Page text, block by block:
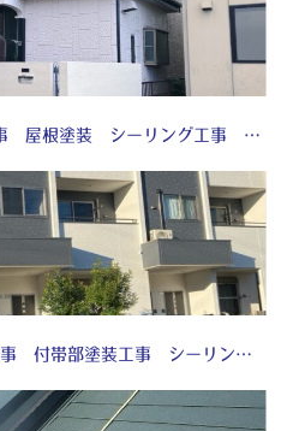
名古屋 守山区 外壁塗装工事 屋根塗装 シーリング工事 付帯部塗装工事 カバー工法 ☆
名古屋 守山区 外壁塗装工事 付帯部塗装工事 シーリング工事 ♢